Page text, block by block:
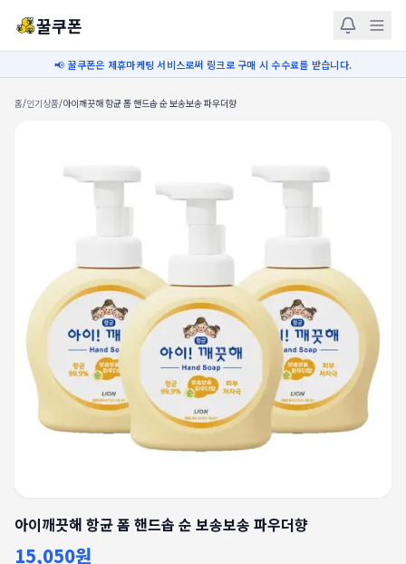
꿀쿠폰
📢 꿀쿠폰은 제휴마케팅 서비스로써 링크로 구매 시 수수료를 받습니다.
홈/인기상품/아이깨끗해 항균 폼 핸드솝 순 보송보송 파우더향
아이깨끗해 항균 폼 핸드솝 순 보송보송 파우더향
15,050원